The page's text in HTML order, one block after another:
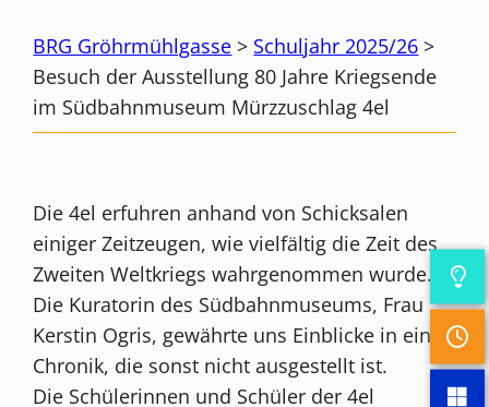
BRG Gröhrmühlgasse > Schuljahr 2025/26 >
Besuch der Ausstellung 80 Jahre Kriegsende
im Südbahnmuseum Mürzzuschlag 4el
Die 4el erfuhren anhand von Schicksalen
einiger Zeitzeugen, wie vielfältig die Zeit des
Zweiten Weltkriegs wahrgenommen wurde.
Die Kuratorin des Südbahnmuseums, Frau
Kerstin Ogris, gewährte uns Einblicke in eine
Chronik, die sonst nicht ausgestellt ist.
Die Schülerinnen und Schüler der 4el